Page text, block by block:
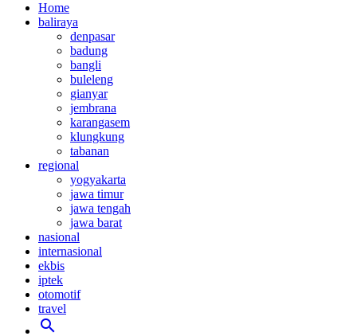
Home
baliraya
denpasar
badung
bangli
buleleng
gianyar
jembrana
karangasem
klungkung
tabanan
regional
yogyakarta
jawa timur
jawa tengah
jawa barat
nasional
internasional
ekbis
iptek
otomotif
travel
search